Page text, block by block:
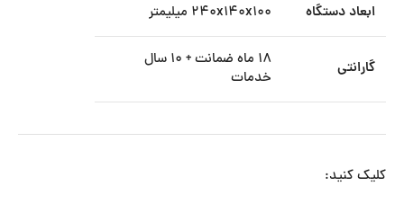
ابعاد دستگاه ۲۴۰x۱۴۰x۱۰۰ میلیمتر
گارانتی
۱۸ ماه ضمانت + ۱۰ سال
خدمات
کلیک کنید: